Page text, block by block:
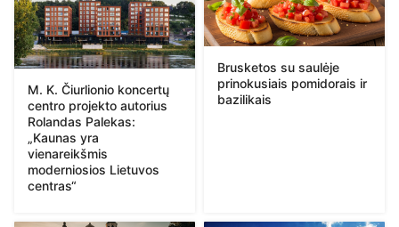
M. K. Čiurlionio koncertų
centro projekto autorius
Rolandas Palekas:
„Kaunas yra
vienareikšmis
moderniosios Lietuvos
centras“
Brusketos su saulėje
prinokusiais pomidorais ir
bazilikais